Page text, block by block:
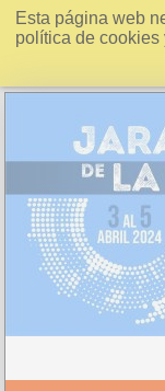
Esta página web
política de